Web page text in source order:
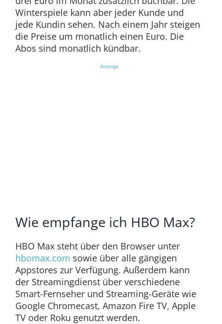
Winterspiele kann aber jeder Kunde und
jede Kundin sehen. Nach einem Jahr steigen
die Preise um monatlich einen Euro. Die
Abos sind monatlich kündbar.
Anzeige
Wie empfange ich HBO Max?
HBO Max steht über den Browser unter
hbomax.com sowie über alle gängigen
Appstores zur Verfügung. Außerdem kann
der Streamingdienst über verschiedene
Smart-Fernseher und Streaming-Geräte wie
Google Chromecast, Amazon Fire TV, Apple
TV oder Roku genutzt werden.